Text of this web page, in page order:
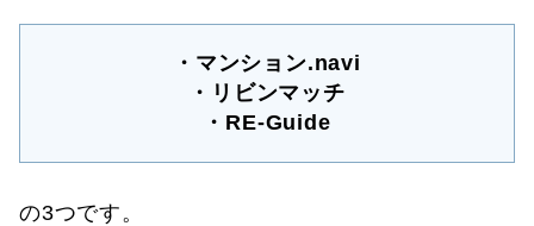
・マンション.navi
・リビンマッチ
・RE-Guide
の3つです。